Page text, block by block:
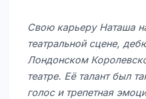
Свою карьеру Наташа
театральной сцене,
Лондонском
театре. Её талант был
голос и трепетная